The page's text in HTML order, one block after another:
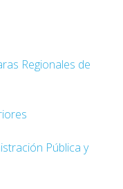
Regionales de
Pública y